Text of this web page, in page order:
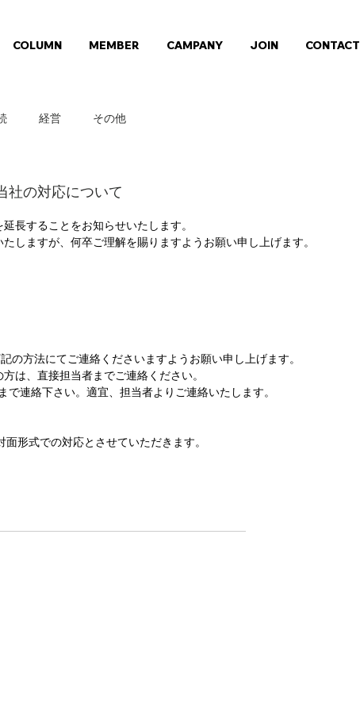
COLUMN MEMBER CAMPANY JOIN CONTACT
経営 その他
社の対応について
長することをお知らせいたします。
しますが、何卒ご理解を賜りますようお願い申し上げます。
方法にてご連絡くださいますようお願い申し上げます。
は、直接担当者までご連絡ください。
連絡下さい。適宜、担当者よりご連絡いたします。
形式での対応とさせていただきます。